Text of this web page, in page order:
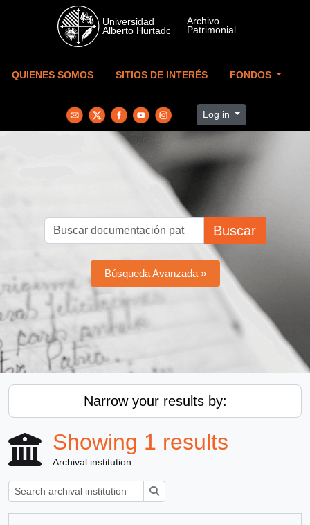
Skip to main content
QUIENES SOMOS SITIOS DE INTERÉS FONDOS
Log in
Buscar
Búsqueda Avanzada »
Narrow your results by:
Showing 1 results
Archival institution